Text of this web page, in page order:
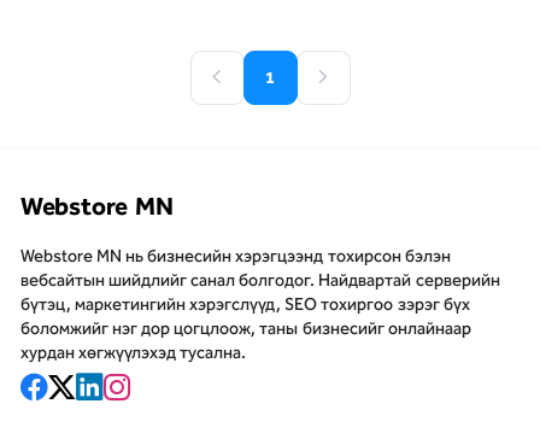
1
Webstore MN
Webstore MN нь бизнесийн хэрэгцээнд тохирсон бэлэн
вебсайтын шийдлийг санал болгодог. Найдвартай серверийн
бүтэц, маркетингийн хэрэгслүүд, SEO тохиргоо зэрэг бүх
боломжийг нэг дор цогцлоож, таны бизнесийг онлайнаар
хурдан хөгжүүлэхэд тусална.